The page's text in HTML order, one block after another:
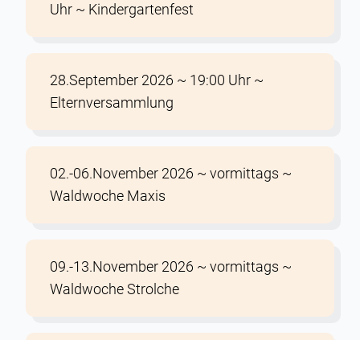
Uhr ~ Kindergartenfest
28.September 2026 ~ 19:00 Uhr ~
Elternversammlung
02.-06.November 2026 ~ vormittags ~
Waldwoche Maxis
09.-13.November 2026 ~ vormittags ~
Waldwoche Strolche